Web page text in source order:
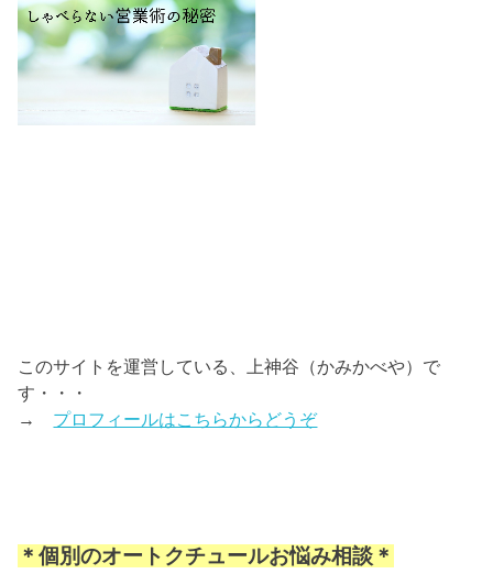
このサイトを運営している、上神谷（かみかべや）で
す・・・
→ プロフィールはこちらからどうぞ
＊個別のオートクチュールお悩み相談＊